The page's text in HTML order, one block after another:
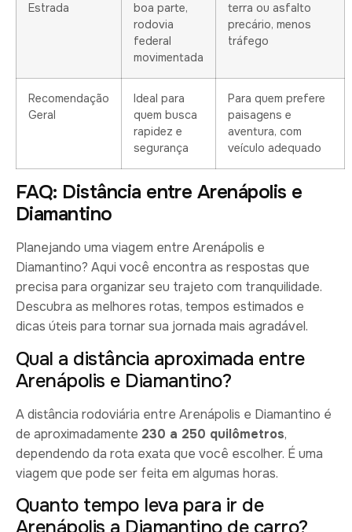
Estrada
boa parte,
rodovia
federal
movimentada
terra ou asfalto
precário, menos
tráfego
Recomendação
Geral
Ideal para
quem busca
rapidez e
segurança
Para quem prefere
paisagens e
aventura, com
veículo adequado
FAQ: Distância entre Arenápolis e
Diamantino
Planejando uma viagem entre Arenápolis e
Diamantino? Aqui você encontra as respostas que
precisa para organizar seu trajeto com tranquilidade.
Descubra as melhores rotas, tempos estimados e
dicas úteis para tornar sua jornada mais agradável.
Qual a distância aproximada entre
Arenápolis e Diamantino?
A distância rodoviária entre Arenápolis e Diamantino é
de aproximadamente 230 a 250 quilômetros,
dependendo da rota exata que você escolher. É uma
viagem que pode ser feita em algumas horas.
Quanto tempo leva para ir de
Arenápolis a Diamantino de carro?